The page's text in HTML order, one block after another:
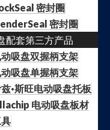
密封圈
密封圈
配套第三方产品
吸盘双握柄支架
吸盘单握柄支架
·斯旺电动吸盘托板
电动吸盘板材